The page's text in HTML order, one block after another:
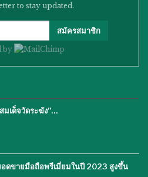
to stay updated.
สมัครสมาชิก
by
มเด็จวัดระฆัง”…
อดขายมือถือพรีเมี่ยมในปี 2023 สูงขึ้น